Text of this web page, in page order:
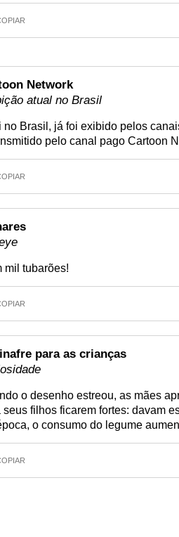
Network
atual no Brasil
no Brasil, já foi exibido pelos
pelo canal pago Cartoon
mil tubarões!
para as crianças
o desenho estreou, as mães
seus filhos ficarem fortes: davam
o consumo do legume